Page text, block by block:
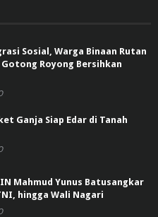
Sosial, Warga Binaan Rutan
Gotong Royong Bersihkan
Ganja Siap Edar di Tanah
Mahmud Yunus Batusangkar
hingga Wali Nagari